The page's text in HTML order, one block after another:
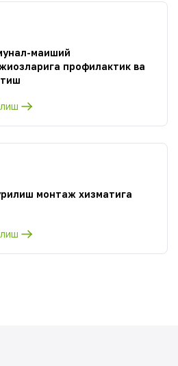
маиший
профилактик ва
монтаж хизматига